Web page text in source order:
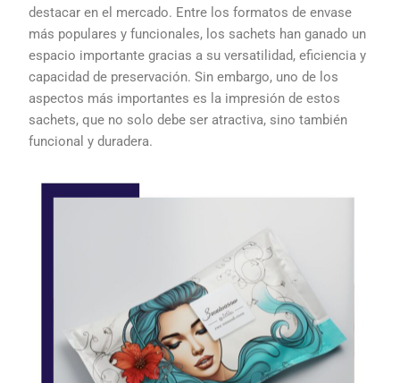
destacar en el mercado. Entre losformatos deenvase
más populares yfuncionales, los sachets hanganado un
espacio importante gracias a su versatilidad,eficiencia y
capacidad de preservación.Sin embargo, uno de los
aspectos más importantes es la impresión de estos
sachets, que no solodebe ser atractiva, sino también
funcional yduradera.